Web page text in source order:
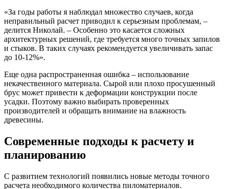
«За годы работы я наблюдал множество случаев, когда
неправильный расчет приводил к серьезным проблемам, –
делится Николай. – Особенно это касается сложных
архитектурных решений, где требуется много точных запилов
и стыков. В таких случаях рекомендуется увеличивать запас
до 10-12%».
Еще одна распространенная ошибка – использование
некачественного материала. Сырой или плохо просушенный
брус может привести к деформации конструкции после
усадки. Поэтому важно выбирать проверенных
производителей и обращать внимание на влажность
древесины.
Современные подходы к расчету и
планированию
С развитием технологий появились новые методы точного
расчета необходимого количества пиломатериалов.